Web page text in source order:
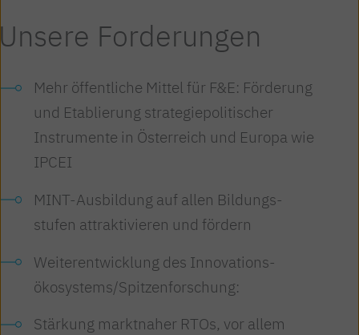
Forderungen
Mehr öffentliche Mittel für F&E: Förderung
und Etablierung strategie­politischer
Instrumente in Österreich und Europa wie
IPCEI
MINT-Ausbildung auf allen Bildungs­
stufen attraktivieren und fördern
Weiterentwicklung des Innovations­
ökosystems/Spitzen­forschung:
Stärkung marktnaher RTOs, vor allem